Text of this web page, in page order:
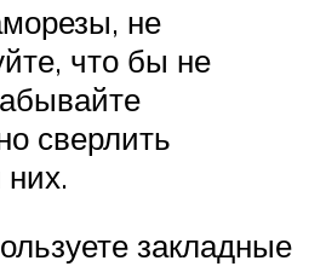
не
что бы не
сверлить
них.
закладные